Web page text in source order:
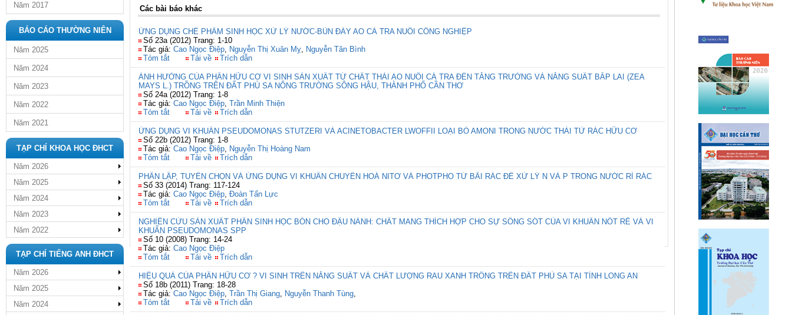
Năm 2017
BÁO CÁO THƯỜNG NIÊN
Năm 2025
Năm 2024
Năm 2023
Năm 2022
Năm 2021
TẠP CHÍ KHOA HỌC ĐHCT
Năm 2026
Năm 2025
Năm 2024
Năm 2023
Năm 2022
TẠP CHÍ TIẾNG ANH ĐHCT
Năm 2026
Năm 2025
Năm 2024
Các bài báo khác
ỨNG DỤNG CHẾ PHẨM SINH HỌC XỬ LÝ NƯỚC-BÙN ĐÁY AO CÁ TRA NUÔI CÔNG NGHIỆP
Số 23a (2012) Trang: 1-10
Tác giả: Cao Ngọc Điệp, Nguyễn Thị Xuân Mỵ, Nguyễn Tân Bình
Tóm tắt
Tải về Trích dẫn
ẢNH HƯỞNG CỦA PHÂN HỮU CƠ VI SINH SẢN XUẤT TỪ CHẤT THẢI AO NUÔI CÁ TRA ĐẾN TĂNG TRƯỞNG VÀ NĂNG SUẤT BẮP LAI (ZEA
MAYS L.) TRỒNG TRÊN ĐẤT PHÙ SA NÔNG TRƯỜNG SÔNG HẬU, THÀNH PHỐ CẦN THƠ
Số 24a (2012) Trang: 1-8
Tác giả: Cao Ngọc Điệp, Trần Minh Thiện
Tóm tắt
Tải về Trích dẫn
ỨNG DỤNG VI KHUẨN PSEUDOMONAS STUTZERI VÀ ACINETOBACTER LWOFFII LOẠI BỎ AMONI TRONG NƯỚC THẢI TỪ RÁC HỮU CƠ
Số 22b (2012) Trang: 1-8
Tác giả: Cao Ngọc Điệp, Nguyễn Thị Hoàng Nam
Tóm tắt
Tải về Trích dẫn
PHÂN LẬP, TUYỂN CHỌN VÀ ỨNG DỤNG VI KHUẨN CHUYỂN HOÁ NITƠ VÀ PHOTPHO TỪ BÃI RÁC ĐỂ XỬ LÝ N VÀ P TRONG NƯỚC RỈ RÁC
Số 33 (2014) Trang: 117-124
Tác giả: Cao Ngọc Điệp, Đoàn Tấn Lực
Tóm tắt
Tải về Trích dẫn
NGHIÊN CỨU SẢN XUẤT PHÂN SINH HỌC BÓN CHO ĐẬU NÀNH: CHẤT MANG THÍCH HỢP CHO SỰ SỐNG SÓT CỦA VI KHUẨN NỐT RỄ VÀ VI
KHUẨN PSEUDOMONAS SPP
Số 10 (2008) Trang: 14-24
Tác giả: Cao Ngọc Điệp
Tóm tắt
Tải về Trích dẫn
HIỆU QUẢ CỦA PHÂN HỮU CƠ ? VI SINH TRÊN NĂNG SUẤT VÀ CHẤT LƯỢNG RAU XANH TRỒNG TRÊN ĐẤT PHÙ SA TẠI TỈNH LONG AN
Số 18b (2011) Trang: 18-28
Tác giả: Cao Ngọc Điệp, Trần Thị Giang, Nguyễn Thanh Tùng,
Tóm tắt
Tải về Trích dẫn